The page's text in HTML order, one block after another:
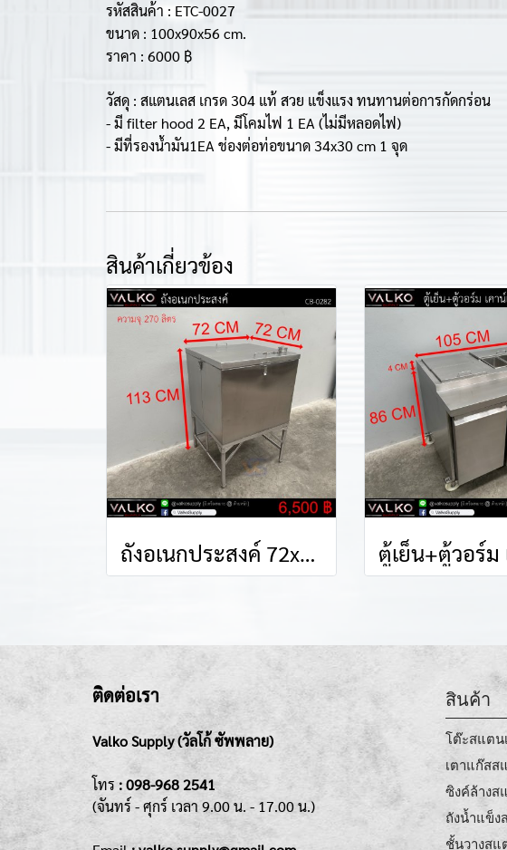
รหัสสินค้า : ETC-0027
ขนาด : 100x90x56 cm.
ราคา : 6000 ฿
วัสดุ : สแตนเลส เกรด 304 แท้ สวย แข็งแรง ทนทานต่อการกัดกร่อน
- มี filter hood 2 EA, มีโคมไฟ 1 EA (ไม่มีหลอดไฟ)
- มีที่รองน้ำมัน1EA ช่องต่อท่อขนาด 34x30 cm 1 จุด
สินค้าเกี่ยวข้อง
ถังอเนกประสงค์ 72x72x113 cm.
ติดต่อเรา
Valko Supply (วัลโก้ ซัพพลาย)
โทร :098-968 2541
(จันทร์ - ศุกร์ เวลา 9.00 น. - 17.00 น.)
สินค้า
โต๊ะสแตน
เตาแก๊สส
ซิงค์ล้างส
ถังน้ำแข็ง
ชั้นวางสแ